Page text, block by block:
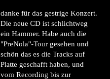
danke für das gestrige Konzert.
Die neue CD ist schlichtweg
ein Hammer. Habe auch die
"PreNola"-Tour gesehen und
schön das es die Tracks auf
Platte geschafft haben, und
vom Recording bis zur